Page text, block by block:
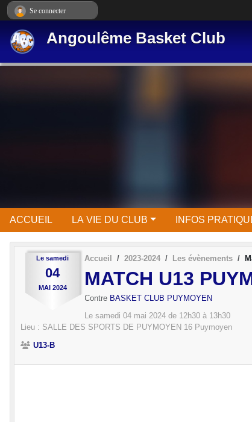
Angoulême Basket Club
ACCUEIL LA VIE DU CLUB INFOS
Le samedi
04
MAI 2024
Accueil 2023-2024 Les évènements
MATCH U13
Contre BASKET CLUB PUYMOYEN
Le samedi 04 mai 2024 de 12h30 à 13h30
Lieu : SALLE DES SPORTS DE PUYMOYEN 16 Puymoyen
U13-B
Se connecter
Panneau de gestion des cookies